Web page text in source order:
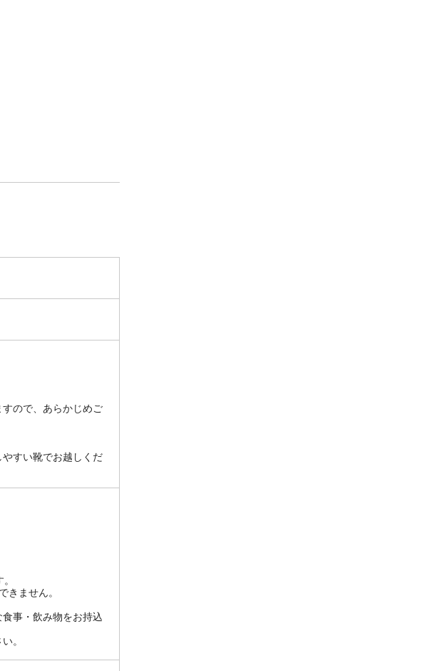
ので、あらかじめご
すい靴でお越しくだ
ません。
事・飲み物をお持込
。